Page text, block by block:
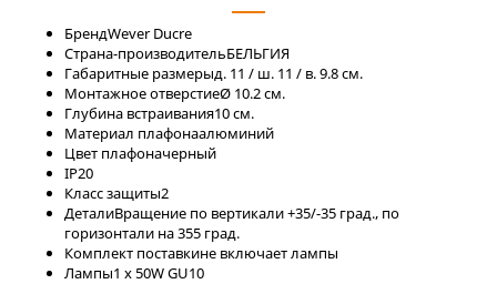
БрендWever Ducre
Страна-производительБЕЛЬГИЯ
Габаритные размерыд. 11 / ш. 11 / в. 9.8 см.
Монтажное отверстиеØ 10.2 см.
Глубина встраивания10 см.
Материал плафонаалюминий
Цвет плафоначерный
IP20
Класс защиты2
ДеталиВращение по вертикали +35/-35 град., по
горизонтали на 355 град.
Комплект поставкине включает лампы
Лaмпы1 x 50W GU10